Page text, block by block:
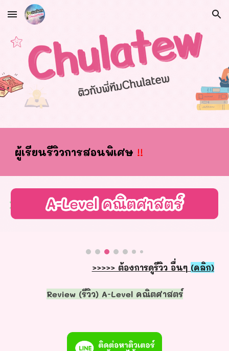
Skip to main content Skip to navigation
ผู้เรียนรีวิวการสอนพิเศษ !!
>>>>> ต้องการดูรีวิว อื่นๆ (คลิก)
Review (รีวิว) A-Level คณิตศาสตร์